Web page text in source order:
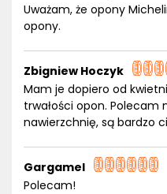
Uważam, że opony
opony.
Zbigniew Hoczyk
Mam je dopiero od
trwałości opon. Polecam
nawierzchnię, są bardzo
Gargamel
Polecam!